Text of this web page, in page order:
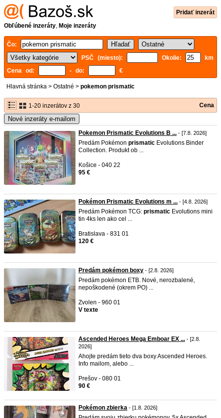
Pridať inzerát
Obľúbené inzeráty, Moje inzeráty
Čo:
PSČ (miesto):
Okolie:
km
Cena od:
- do: €
Hlavná stránka > Ostatné > pokemon prismatic
1-20 inzerátov z 30 Cena
Nové inzeráty e-mailom
Pokemon Prismatic Evolutions B ... - [7.8. 2026]
Predám Pokémon prismatic Evolutions Binder
Collection. Produkt ob ...
Košice - 040 22
95 €
Pokémon Prismatic Evolutions m ... - [4.8. 2026]
Predám Pokémon TCG: prismatic Evolutions mini
tin 4ks len ako cel ...
Bratislava - 831 01
120 €
Predám pokémon boxy - [2.8. 2026]
Predám pokémon ETB. Nové, nerozbalené,
nepoškodené (okrem PO) ...
Zvolen - 960 01
V texte
Ascended Heroes Mega Emboar EX ... - [2.8.
2026]
Ahojte predám tieto dva boxy Ascended Heroes.
Info mailom, alebo ...
Prešov - 080 01
90 €
Pokémon zbierka - [1.8. 2026]